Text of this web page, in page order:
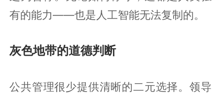
有的能力——也是人工智能无法复制的。
灰色地带的道德判断
公共管理很少提供清晰的二元选择。领导